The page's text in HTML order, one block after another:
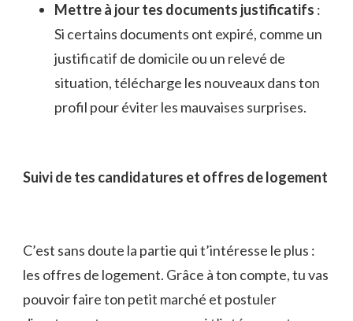
Mettre à jour tes documents justificatifs :
Si certains documents ont expiré, comme un
justificatif de domicile ou un relevé de
situation, télécharge les nouveaux dans ton
profil pour éviter les mauvaises surprises.
Suivi de tes candidatures et offres de logement
C’est sans doute la partie qui t’intéresse le plus :
les offres de logement. Grâce à ton compte, tu vas
pouvoir faire ton petit marché et postuler